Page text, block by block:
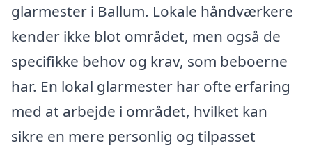
glarmester i Ballum. Lokale håndværkere
kender ikke blot området, men også de
specifikke behov og krav, som beboerne
har. En lokal glarmester har ofte erfaring
med at arbejde i området, hvilket kan
sikre en mere personlig og tilpasset